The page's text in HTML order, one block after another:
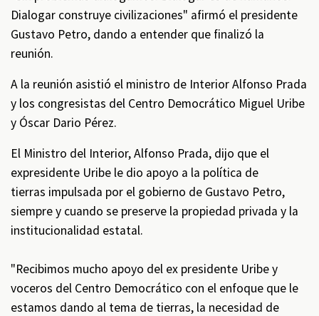
Dialogar construye civilizaciones" afirmó el presidente
Gustavo Petro, dando a entender que finalizó la
reunión.
A la reunión asistió el ministro de Interior Alfonso Prada
y los congresistas del Centro Democrático Miguel Uribe
y Óscar Dario Pérez.
El Ministro del Interior, Alfonso Prada, dijo que el
expresidente Uribe le dio apoyo a la política de
tierras impulsada por el gobierno de Gustavo Petro,
siempre y cuando se preserve la propiedad privada y la
institucionalidad estatal.
"Recibimos mucho apoyo del ex presidente Uribe y
voceros del Centro Democrático con el enfoque que le
estamos dando al tema de tierras, la necesidad de